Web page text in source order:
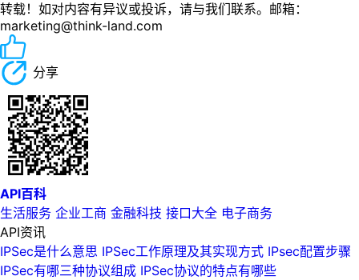
转载！如对内容有异议或投诉，请与我们联系。邮箱：
marketing@think-land.com
分享
API百科
生活服务 企业工商 金融科技 接口大全 电子商务
API资讯
IPSec是什么意思 IPSec工作原理及其实现方式 IPsec配置步骤
IPSec有哪三种协议组成 IPSec协议的特点有哪些